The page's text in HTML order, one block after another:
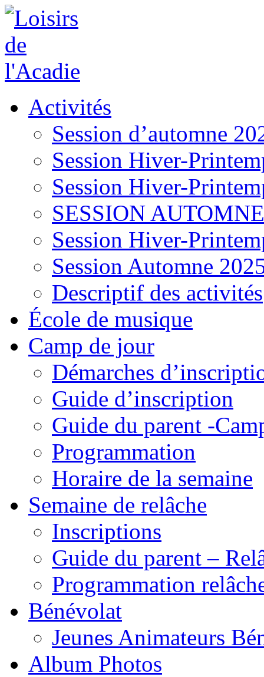
Activités
Session d’automne
Session Hiver-
Session Hiver-
SESSION
Session Hiver-
Session Automne
Descriptif des activités
École de musique
Camp de jour
Démarches
Guide d’inscription
Guide du parent -
Programmation
Horaire de la semaine
Semaine de relâche
Inscriptions
Guide du parent –
Programmation
Bénévolat
Jeunes Animateurs
Album Photos